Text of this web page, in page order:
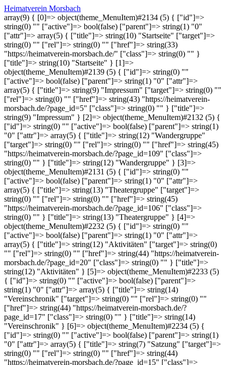
Heimatverein Morsbach
array(9) { [0]=> object(theme_MenuItem)#2134 (5) { ["id"]=>
string(0) "" ["active"]=> bool(false) ["parent"]=> string(1) "0"
["attr"]=> array(5) { ["title"]=> string(10) "Startseite" ["target"]=>
string(0) "" ["rel"]=> string(0) "" ["href"]=> string(33)
"https://heimatverein-morsbach.de/" ["class"]=> string(0) "" }
["title"]=> string(10) "Startseite" } [1]=>
object(theme_MenuItem)#2139 (5) { ["id"]=> string(0) ""
["active"]=> bool(false) ["parent"]=> string(1) "0" ["attr"]=>
array(5) { ["title"]=> string(9) "Impressum" ["target"]=> string(0) ""
["rel"]=> string(0) "" ["href"]=> string(43) "https://heimatverein-
morsbach.de/?page_id=5" ["class"]=> string(0) "" } ["title"]=>
string(9) "Impressum" } [2]=> object(theme_MenuItem)#2132 (5) {
["id"]=> string(0) "" ["active"]=> bool(false) ["parent"]=> string(1)
"0" ["attr"]=> array(5) { ["title"]=> string(12) "Wandergruppe"
["target"]=> string(0) "" ["rel"]=> string(0) "" ["href"]=> string(45)
"https://heimatverein-morsbach.de/?page_id=109" ["class"]=>
string(0) "" } ["title"]=> string(12) "Wandergruppe" } [3]=>
object(theme_MenuItem)#2131 (5) { ["id"]=> string(0) ""
["active"]=> bool(false) ["parent"]=> string(1) "0" ["attr"]=>
array(5) { ["title"]=> string(13) "Theatergruppe" ["target"]=>
string(0) "" ["rel"]=> string(0) "" ["href"]=> string(45)
"https://heimatverein-morsbach.de/?page_id=106" ["class"]=>
string(0) "" } ["title"]=> string(13) "Theatergruppe" } [4]=>
object(theme_MenuItem)#2232 (5) { ["id"]=> string(0) ""
["active"]=> bool(false) ["parent"]=> string(1) "0" ["attr"]=>
array(5) { ["title"]=> string(12) "Aktivitäten" ["target"]=> string(0)
"" ["rel"]=> string(0) "" ["href"]=> string(44) "https://heimatverein-
morsbach.de/?page_id=20" ["class"]=> string(0) "" } ["title"]=>
string(12) "Aktivitäten" } [5]=> object(theme_MenuItem)#2233 (5)
{ ["id"]=> string(0) "" ["active"]=> bool(false) ["parent"]=>
string(1) "0" ["attr"]=> array(5) { ["title"]=> string(14)
"Vereinschronik" ["target"]=> string(0) "" ["rel"]=> string(0) ""
["href"]=> string(44) "https://heimatverein-morsbach.de/?
page_id=17" ["class"]=> string(0) "" } ["title"]=> string(14)
"Vereinschronik" } [6]=> object(theme_MenuItem)#2234 (5) {
["id"]=> string(0) "" ["active"]=> bool(false) ["parent"]=> string(1)
"0" ["attr"]=> array(5) { ["title"]=> string(7) "Satzung" ["target"]=>
string(0) "" ["rel"]=> string(0) "" ["href"]=> string(44)
"https://heimatverein-morsbach.de/?page_id=15" ["class"]=>